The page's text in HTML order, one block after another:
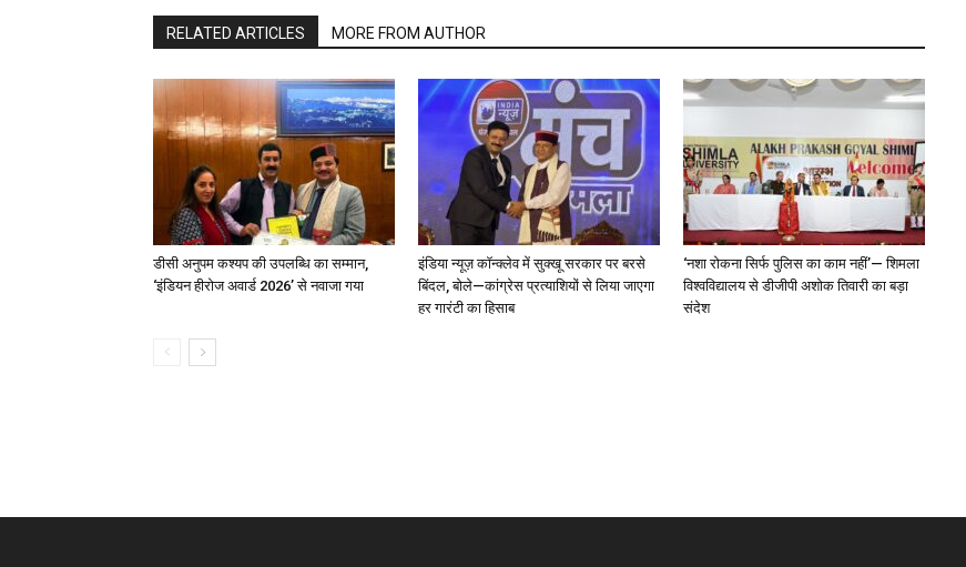
RELATED ARTICLES MORE FROM AUTHOR
डीसी अनुपम कश्यप की उपलब्धि का सम्मान,
‘इंडियन हीरोज अवार्ड 2026’ से नवाजा गया
इंडिया न्यूज़ कॉन्क्लेव में सुक्खू सरकार पर बरसे
बिंदल, बोले—कांग्रेस प्रत्याशियों से लिया जाएगा
हर गारंटी का हिसाब
‘नशा रोकना सिर्फ पुलिस का काम नहीं’— शिमला
विश्वविद्यालय से डीजीपी अशोक तिवारी का बड़ा
संदेश